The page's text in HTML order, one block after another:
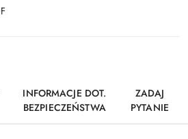
INFORMACJE DOT.
BEZPIECZEŃSTWA
ZADAJ
PYTANIE